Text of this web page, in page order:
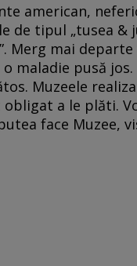
american,
de tipul „tusea &
Merg mai
maladie pusă
Muzeele
a le plăti.
face Muzee,